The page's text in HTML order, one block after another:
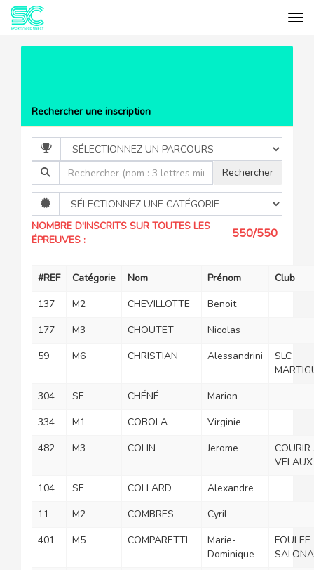
Rechercher une inscription
NOMBRE D'INSCRITS SUR TOUTES LES
ÉPREUVES :
550/550
#REF Catégorie Nom Prénom
Club
137
M2 CHEVILLOTTE
Benoit
177
M3 CHOUTET
Nicolas
59
M6 CHRISTIAN Alessandrini
SLC
304
SE CHÉNÉ
Marion
334
M1 COBOLA
Virginie
482
M3 COLIN Jerome
COURIR
VELAUX
104
SE COLLARD
Alexandre
11
M2 COMBRES
Cyril
401
M5 COMPARETTI
Marie-
Dominique
FOULEE